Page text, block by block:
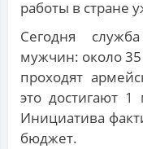
работы в
Сегодня
мужчин: около
проходят
это достигают
Инициатива
бюджет.